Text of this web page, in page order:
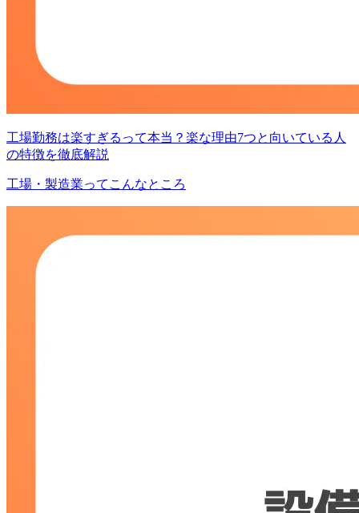
工場勤務は楽すぎるって本当？楽な理由7つと向いている人
の特徴を徹底解説
工場・製造業ってこんなところ